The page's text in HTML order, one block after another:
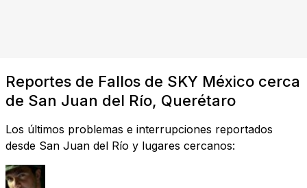
Reportes de Fallos de SKY México cerca
de San Juan del Río, Querétaro
Los últimos problemas e interrupciones reportados
desde San Juan del Río y lugares cercanos: